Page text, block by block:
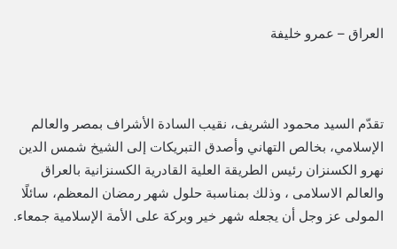
العراق – عمرو خليفة
تقدّم السيد محمود الشريف، نقيب السادة الأشراف بمصر والعالم
الإسلامي، بخالص التهاني وأصدق التبريكات إلى الشيخ شمس الدين
نهرو الكسنزان رئيس الطريقة العلية القادرية الكسنزانية بالعراق
والعالم الاسلامى ، وذلك بمناسبة حلول شهر رمضان المعظم، سائلًا
المولى عز وجل أن يجعله شهر خير وبركة على الأمة الإسلامية جمعاء.